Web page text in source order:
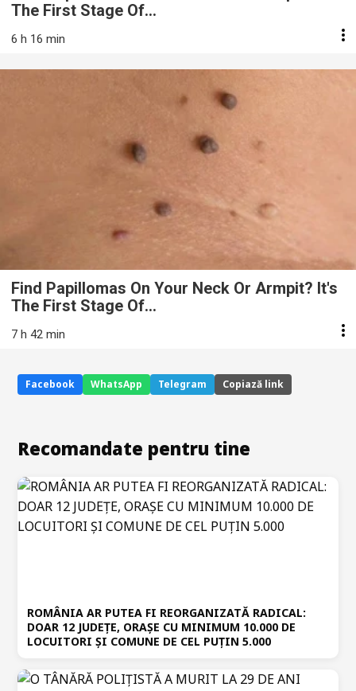
The First Stage Of...
6 h 16 min
Find Papillomas On Your Neck Or Armpit? It's
The First Stage Of...
7 h 42 min
Facebook WhatsApp Telegram Copiază link
Recomandate pentru tine
ROMÂNIA AR PUTEA FI REORGANIZATĂ RADICAL:
DOAR 12 JUDEȚE, ORAȘE CU MINIMUM 10.000 DE
LOCUITORI ȘI COMUNE DE CEL PUȚIN 5.000